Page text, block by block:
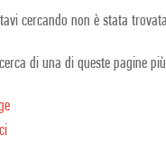
cercando non è stata
di una di queste pagine